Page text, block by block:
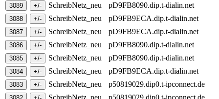
SchreibNetz_neu
pD9FB8090.dip.t-dialin.net
SchreibNetz_neu
pD9FB9ECA.dip.t-dialin.net
SchreibNetz_neu
pD9FB9ECA.dip.t-dialin.net
SchreibNetz_neu
pD9FB8090.dip.t-dialin.net
SchreibNetz_neu
pD9FB8090.dip.t-dialin.net
SchreibNetz_neu
pD9FB9ECA.dip.t-dialin.net
SchreibNetz_neu
p50819029.dip0.t-ipconnect.de
SchreibNetz_neu
p50819029.dip0.t-ipconnect.de